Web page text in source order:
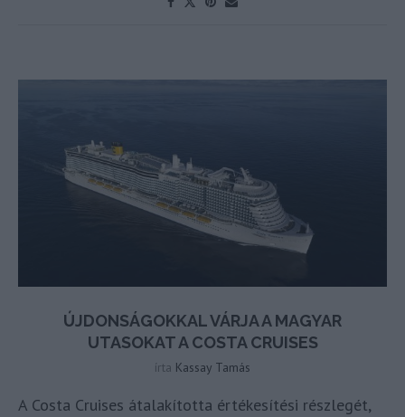
ÚJDONSÁGOKKAL VÁRJA A MAGYAR
UTASOKAT A COSTA CRUISES
írta Kassay Tamás
A Costa Cruises átalakította értékesítési részlegét,